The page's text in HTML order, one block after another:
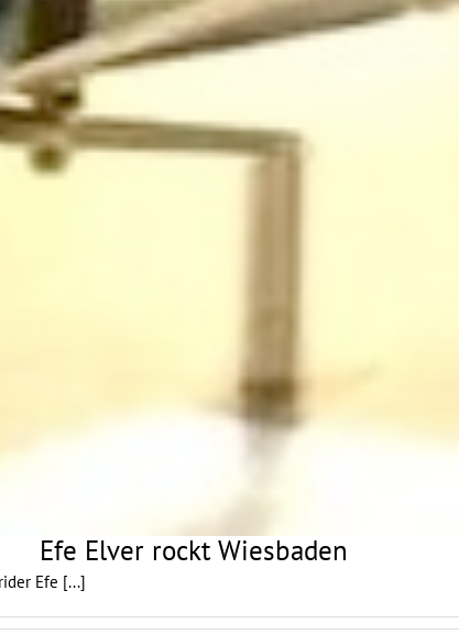
Efe Elver rockt Wiesbaden
Efe [...]